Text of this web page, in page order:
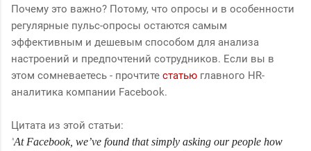
Почему это важно? Потому, что опросы и в особенности
регулярные пульс-опросы остаются самым
эффективным и дешевым способом для анализа
настроений и предпочтений сотрудников. Если вы в
этом сомневаетесь - прочтите статью главного HR-
аналитика компании Facebook.
Цитата из этой статьи:
"At Facebook, we’ve found that simply asking our people how